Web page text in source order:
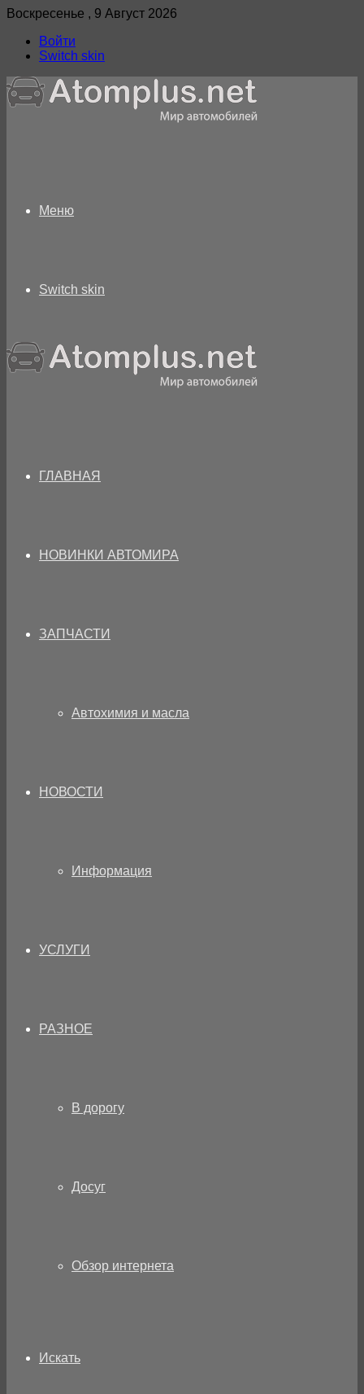
Воскресенье , 9 Август 2026
Войти
Switch skin
Меню
Switch skin
ГЛАВНАЯ
НОВИНКИ АВТОМИРА
ЗАПЧАСТИ
Автохимия и масла
НОВОСТИ
Информация
УСЛУГИ
РАЗНОЕ
В дорогу
Досуг
Обзор интернета
Искать